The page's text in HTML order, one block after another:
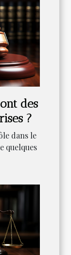
des
?
dans le
quelques